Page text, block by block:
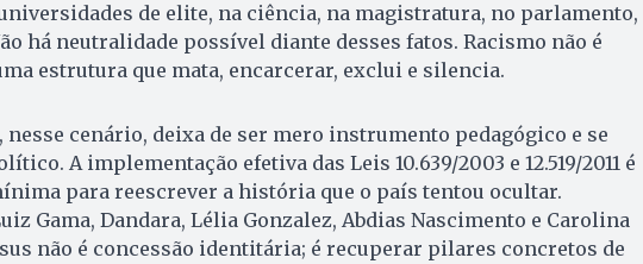
de elite, na ciência, na magistratura, no parlamento,
há neutralidade possível diante desses fatos. Racismo não é
estrutura que mata, encarcerar, exclui e silencia.
nesse cenário, deixa de ser mero instrumento pedagógico e se
A implementação efetiva das Leis 10.639/2003 e 12.519/2011 é
para reescrever a história que o país tentou ocultar.
Gama, Dandara, Lélia Gonzalez, Abdias Nascimento e Carolina
não é concessão identitária; é recuperar pilares concretos de